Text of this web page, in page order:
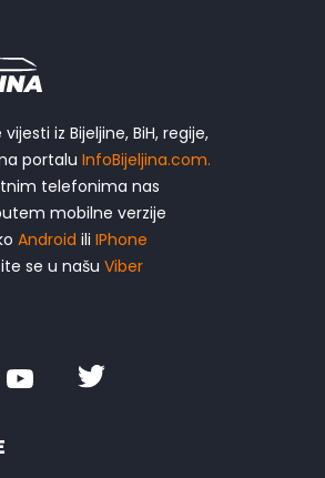
iz Bijeljine, BiH, regije,
portalu InfoBijeljina.com.
telefonima nas
mobilne verzije
Android ili IPhone
se u našu Viber